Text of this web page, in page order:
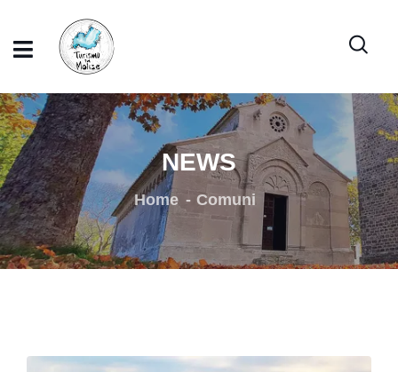
NEWS
Home Comuni